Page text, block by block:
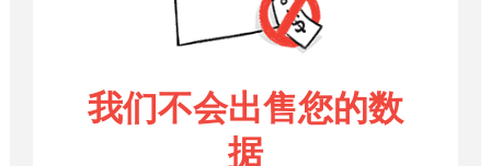
我们不会出售您的数
据